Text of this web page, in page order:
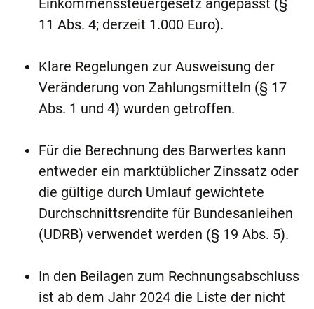
Einkommenssteuergesetz angepasst (§
11 Abs. 4; derzeit 1.000 Euro).
Klare Regelungen zur Ausweisung der
Veränderung von Zahlungsmitteln (§ 17
Abs. 1 und 4) wurden getroffen.
Für die Berechnung des Barwertes kann
entweder ein marktüblicher Zinssatz oder
die gültige durch Umlauf gewichtete
Durchschnittsrendite für Bundesanleihen
(UDRB) verwendet werden (§ 19 Abs. 5).
In den Beilagen zum Rechnungsabschluss
ist ab dem Jahr 2024 die Liste der nicht